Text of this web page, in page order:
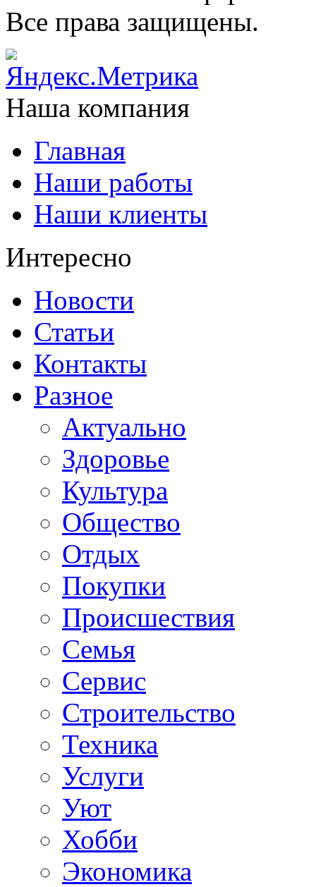
Все права защищены.
Наша компания
Главная
Наши работы
Наши клиенты
Интересно
Новости
Статьи
Контакты
Разное
Актуально
Здоровье
Культура
Общество
Отдых
Покупки
Происшествия
Семья
Сервис
Строительство
Техника
Услуги
Уют
Хобби
Экономика